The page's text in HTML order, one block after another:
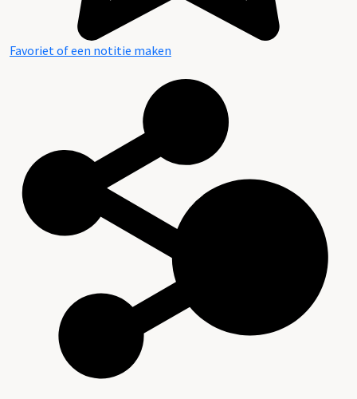
Favoriet of een notitie maken